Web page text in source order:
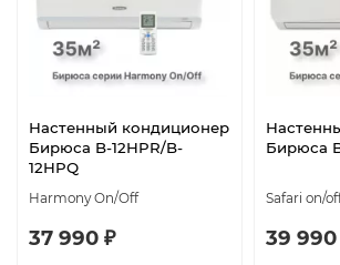
Настенный кондиционер
Бирюса B-12HPR/B-
12HPQ
Harmony On/Off
37 990 ₽
Бирюса
Safari on/
39 990